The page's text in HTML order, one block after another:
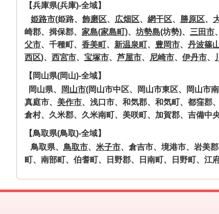
【兵庫県(兵庫)-全域】
姫路市(姫路、 飾磨区、 広畑区、 網干区、 勝原区、
崎郡、揖保郡、 家島(家島町)、 坊勢島(坊勢)、 三田市、
父市、千種町、 香美町、 新温泉町、 豊岡市、 丹波篠
西区)、 西宮市、 宝塚市、 芦屋市、 尼崎市、 伊丹市、
【岡山県(岡山)-全域】
岡山県、
岡山市(岡山市中区、岡山市東区、岡山市
真庭市、 美作市、浅口市、和気郡、和気町、都窪郡
倉村、久米郡、久米南町、美咲町、加賀郡、吉備中
【鳥取県(鳥取)-全域】
鳥取県、 鳥取市、 米子市、倉吉市、境港市、岩美
町、南部町、伯耆町、日野郡、日南町、日野町、江